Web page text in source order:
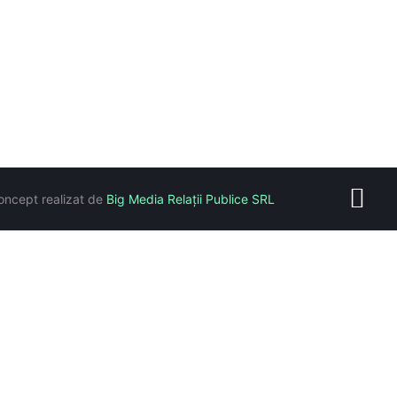
realizat de Big Media Relații Publice SRL